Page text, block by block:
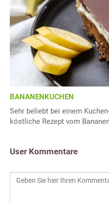
BANANENKUCHEN
Sehr beliebt bei einem
köstliche Rezept vom
User Kommentare